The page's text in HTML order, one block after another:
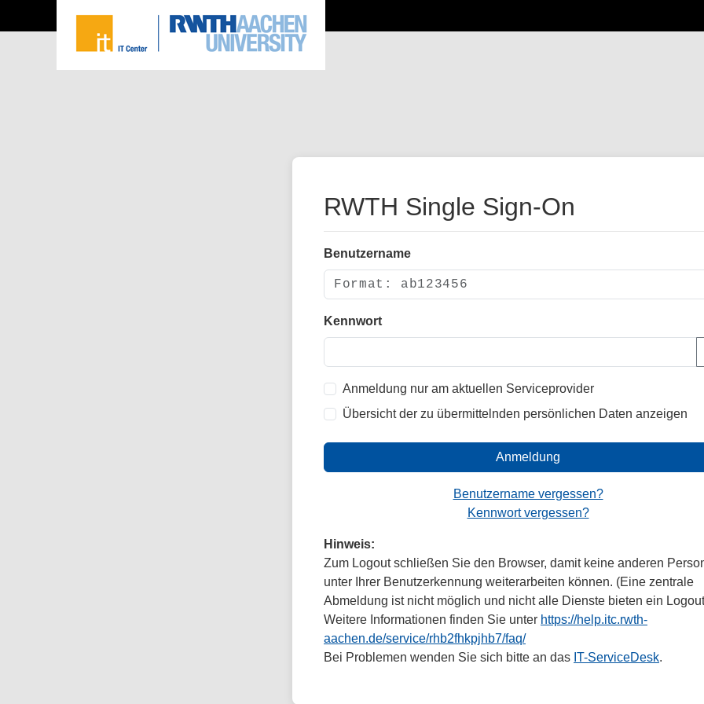
RWTH Single Sign-On
Benutzername
Kennwort
Anmeldung nur am aktuellen Serviceprovider
Übersicht der zu übermittelnden persönlichen Daten anzeigen
Anmeldung
Benutzername vergessen?
Kennwort vergessen?
Hinweis:
Zum Logout schließen Sie den Browser, damit keine anderen
unter Ihrer Benutzerkennung weiterarbeiten können. (Eine zentrale
Abmeldung ist nicht möglich und nicht alle Dienste bieten ein
Weitere Informationen finden Sie unter https://help.itc.rwth-
aachen.de/service/rhb2fhkpjhb7/faq/
Bei Problemen wenden Sie sich bitte an das IT-ServiceDesk.